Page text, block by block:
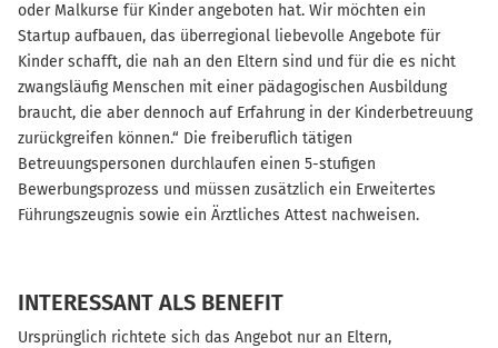
oder Malkurse für Kinder angeboten hat. Wir möchten ein
Startup aufbauen, das überregional liebevolle Angebote für
Kinder schafft, die nah an den Eltern sind und für die es nicht
zwangsläufig Menschen mit einer pädagogischen Ausbildung
braucht, die aber dennoch auf Erfahrung in der Kinderbetreuung
zurückgreifen können.“ Die freiberuflich tätigen
Betreuungspersonen durchlaufen einen 5-stufigen
Bewerbungsprozess und müssen zusätzlich ein Erweitertes
Führungszeugnis sowie ein Ärztliches Attest nachweisen.
INTERESSANT ALS BENEFIT
Ursprünglich richtete sich das Angebot nur an Eltern,